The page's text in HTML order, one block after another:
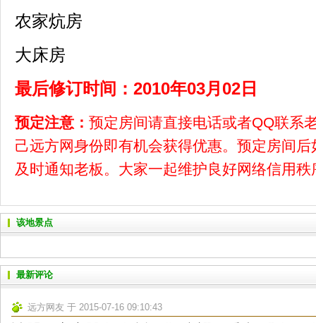
农家炕房
大床房
最后修订时间：2010年03月02日
预定注意： 预定房间请直接电话或者QQ联系
己远方网身份即有机会获得优惠。预定房间
及时通知老板。大家一起维护良好网络信用秩
该地景点
最新评论
远方网友 于 2015-07-16 09:10:43